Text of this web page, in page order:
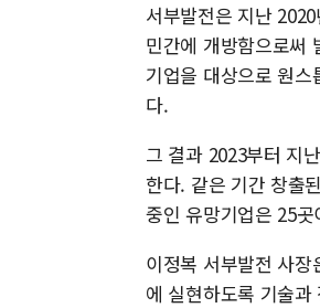
서부발전은 지난
민간에 개방함으로써
기업을 대상으로 원
다.
그 결과 2023부터 지
한다. 같은 기간 창출
중인 유망기업은 25곳
이정복 서부발전 사
에 실현하도록 기술